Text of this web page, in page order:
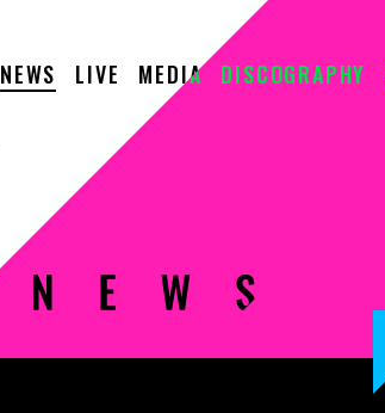
NEWS LIVE MEDIA DISCOGRAPHY